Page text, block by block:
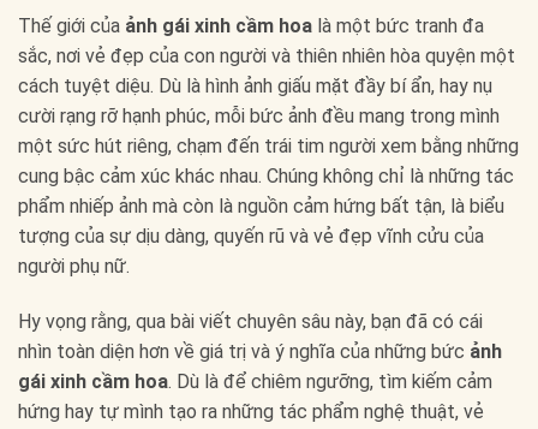
Thế giới của ảnh gái xinh cầm hoa là một bức tranh đa
sắc, nơi vẻ đẹp của con người và thiên nhiên hòa quyện một
cách tuyệt diệu. Dù là hình ảnh giấu mặt đầy bí ẩn, hay nụ
cười rạng rỡ hạnh phúc, mỗi bức ảnh đều mang trong mình
một sức hút riêng, chạm đến trái tim người xem bằng những
cung bậc cảm xúc khác nhau. Chúng không chỉ là những tác
phẩm nhiếp ảnh mà còn là nguồn cảm hứng bất tận, là biểu
tượng của sự dịu dàng, quyến rũ và vẻ đẹp vĩnh cửu của
người phụ nữ.
Hy vọng rằng, qua bài viết chuyên sâu này, bạn đã có cái
nhìn toàn diện hơn về giá trị và ý nghĩa của những bức ảnh
gái xinh cầm hoa. Dù là để chiêm ngưỡng, tìm kiếm cảm
hứng hay tự mình tạo ra những tác phẩm nghệ thuật, vẻ